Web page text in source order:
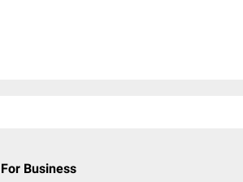
For Business